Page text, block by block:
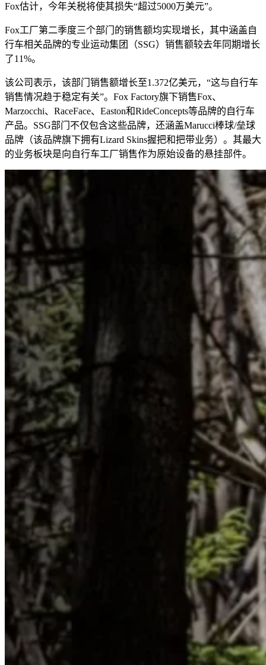
Fox估计，今年关税将使其损失“超过5000万美元”。
Fox工厂第二季度三个部门的销售额均实现增长，其中涵盖自
行车相关品牌的专业运动集团（SSG）销售额较去年同期增长
了11%。
该公司表示，该部门销售额增长至1.372亿美元，“这与自行车
销售情况趋于稳定有关”。Fox Factory旗下销售Fox、
Marzocchi、RaceFace、Easton和RideConcepts等品牌的自行车
产品。SSG部门不仅包含这些品牌，还涵盖Marucci棒球/垒球
品牌（该品牌旗下拥有Lizard Skins握把和把带业务）。其最大
的业务板块是向自行车工厂销售作为原始设备的悬挂部件。